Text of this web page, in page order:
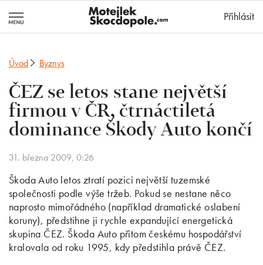
Přihlásit
Úvod Byznys
ČEZ se letos stane největší
firmou v ČR, čtrnáctiletá
dominance Škody Auto končí
31. března 2009, 0:26
Škoda Auto letos ztratí pozici největší tuzemské
společnosti podle výše tržeb. Pokud se nestane něco
naprosto mimořádného (například dramatické oslabení
koruny), předstihne ji rychle expandující energetická
skupina ČEZ. Škoda Auto přitom českému hospodářství
kralovala od roku 1995, kdy předstihla právě ČEZ.